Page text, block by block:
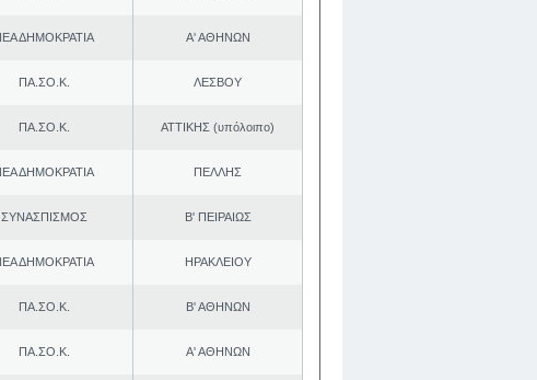
ΔΗΜΟΚΡΑΤΙΑ Α' ΑΘΗΝΩΝ
ΠΑ.ΣΟ.Κ. ΛΕΣΒΟΥ
ΠΑ.ΣΟ.Κ. ΑΤΤΙΚΗΣ (υπόλοιπο)
ΔΗΜΟΚΡΑΤΙΑ ΠΕΛΛΗΣ
ΣΥΝΑΣΠΙΣΜΟΣ Β' ΠΕΙΡΑΙΩΣ
ΔΗΜΟΚΡΑΤΙΑ ΗΡΑΚΛΕΙΟΥ
ΠΑ.ΣΟ.Κ. Β' ΑΘΗΝΩΝ
ΠΑ.ΣΟ.Κ. Α' ΑΘΗΝΩΝ